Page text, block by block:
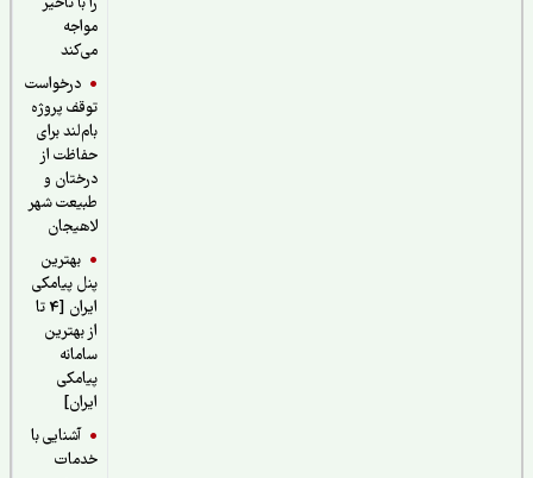
درخواست
توقف پروژه
بام‌لند برای
حفاظت از
درختان و
طبیعت شهر
لاهیجان
بهترین
پنل پیامکی
ایران [4 تا
از بهترین
سامانه
پیامکی
آشنایی با
خدمات